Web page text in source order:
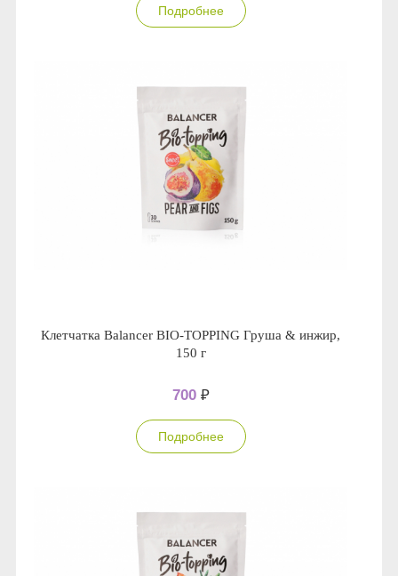
Подробнее
Клетчатка Balancer BIO-TOPPING Груша & инжир,
150 г
700 ₽
Подробнее